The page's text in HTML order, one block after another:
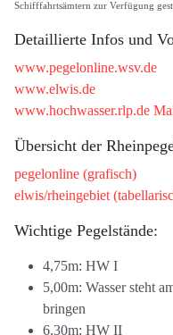
Schifffahrtsämtern zur Verfügung
Detaillierte Infos und
www.pegelonline.wsv.de
www.elwis.de
www.hochwasser.rlp.de
Übersicht der
pegelonline (grafisch)
elwis/rheingebiet
Wichtige Pegelstände:
4,75m: HW I
5,00m: Wasser steht
bringen
6,30m: HW II